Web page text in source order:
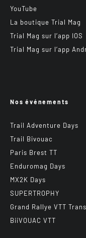
YouTube
La boutique Trial Mag
Trial Mag sur l’app IOS
Trial Mag sur l’app
Nos événements
Trail Adventure Days
Trail Bivouac
Paris Brest TT
Enduromag Days
MX2K Days
SUPERTROPHY
Grand Rallye VTT
BiiVOUAC VTT